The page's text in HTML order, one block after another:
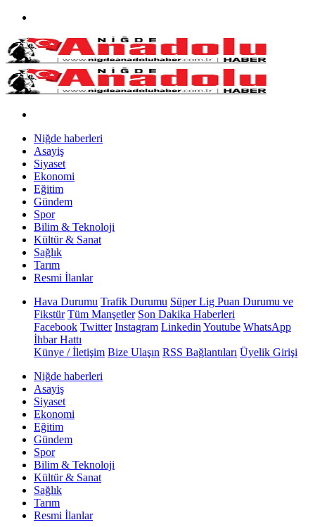
Niğde haberleri
Asayiş
Siyaset
Ekonomi
Eğitim
Gündem
Spor
Bilim & Teknoloji
Kültür & Sanat
Sağlık
Tarım
Resmi İlanlar
Hava Durumu Trafik Durumu Süper Lig Puan Durumu ve
Fikstür Tüm Manşetler Son Dakika Haberleri
Facebook Twitter Instagram Linkedin Youtube WhatsApp
İhbar Hattı
Künye / İletişim Bize Ulaşın RSS Bağlantıları Üyelik Girişi
Niğde haberleri
Asayiş
Siyaset
Ekonomi
Eğitim
Gündem
Spor
Bilim & Teknoloji
Kültür & Sanat
Sağlık
Tarım
Resmi İlanlar